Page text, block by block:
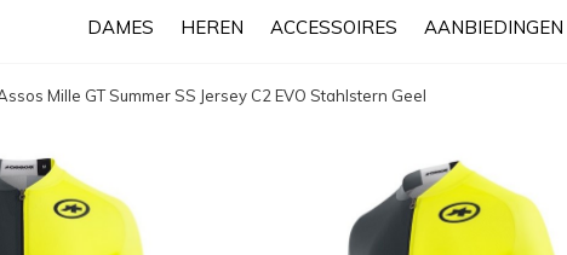
DAMES HEREN ACCESSOIRES AANBIEDINGEN
Mille GT Summer SS Jersey C2 EVO Stahlstern Geel